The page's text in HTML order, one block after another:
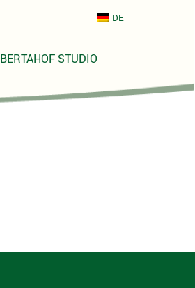
DE
BERTAHOF STUDIO